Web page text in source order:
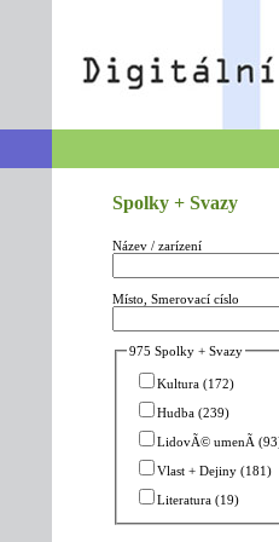
Spolky + Svazy
Název / zarízení
Místo, Smerovací císlo
975 Spolky + Svazy
Kultura (172)
Hudba (239)
LidovÃ© umenÃ­
Vlast + Dejiny (181)
Literatura (19)